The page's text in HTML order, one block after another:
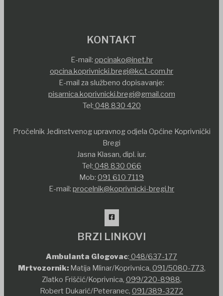
KONTAKT
E-mail: opcinako@inet.hr
opcina.koprivnicki.bregi@kc.t-com.hr
E-mail za službeno dopisavanje:
pisarnica.koprivnicki.bregi@gmail.com
Tel: 048 830 420
Pročelnik Jedinstvenog upravnog odjela Općine Koprivnički
Bregi
Jasna Klasan, dipl. iur.
Tel: 048 830 066
Mob: 091 610 7119
E-mail: procelnik@koprivnicki-bregi.hr
BRZI LINKOVI
Ambulanta Glogovac: 048/637-177
Mrtvozornik:Matija Mlinar/Koprivnica, 091/5080-773,
Zlatko Friščić/Koprivnica, 099/220-8988,
Robert Dukarić/Peteranec, 091/389-3272